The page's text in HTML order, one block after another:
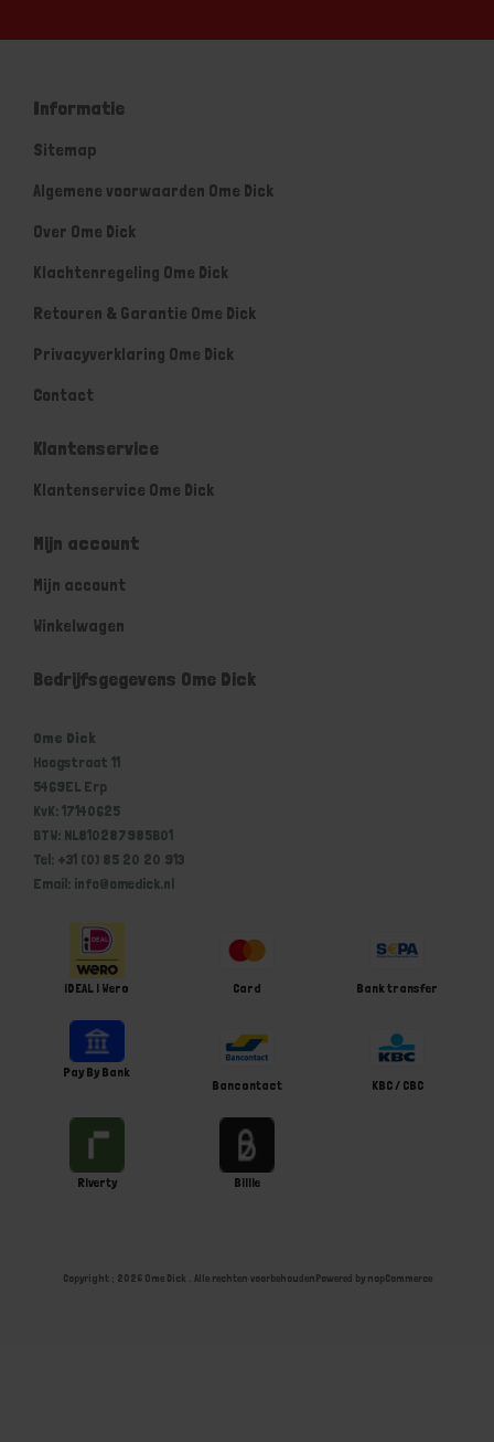
Informatie
Sitemap
Algemene voorwaarden Ome Dick
Over Ome Dick
Klachtenregeling Ome Dick
Retouren & Garantie Ome Dick
Privacyverklaring Ome Dick
Contact
Klantenservice
Klantenservice Ome Dick
Mijn account
Mijn account
Winkelwagen
Bedrijfsgegevens Ome Dick
Ome Dick
Hoogstraat 11
5469EL Erp
KvK: 17140625
BTW: NL810287985B01
Tel: +31 (0) 85 20 20 913
Email: info@omedick.nl
iDEAL | Wero Card Bank transfer
Pay By Bank
Bancontact
KBC / CBC
Riverty Billie
Copyright ; 2026 Ome Dick . Alle rechten voorbehoudenPowered by nopCommerce